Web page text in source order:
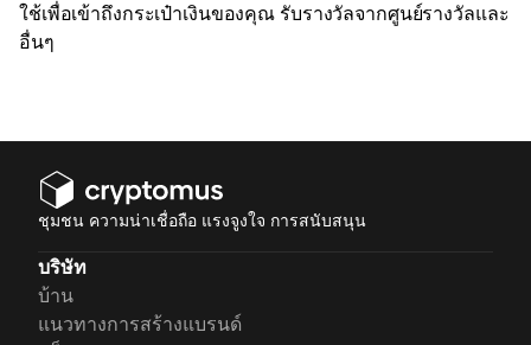
ใช้เพื่อเข้าถึงกระเป๋าเงินของคุณ รับรางวัลจากศูนย์รางวัลและ
อื่นๆ
ชุมชน ความน่าเชื่อถือ แรงจูงใจ การสนับสนุน
บริษัท
บ้าน
แนวทางการสร้างแบรนด์